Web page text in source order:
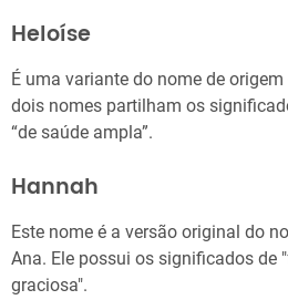
Heloíse
É uma variante do nome de
dois nomes partilham os
“de saúde ampla”.
Hannah
Este nome é a versão original do
Ana. Ele possui os significados de
graciosa".